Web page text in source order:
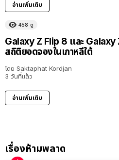
อ่านเพิ่มเติม
458 ดู
Galaxy Z Flip 8 และ
สถิติยอดจองในเกาหลีใต้
โดย Saktaphat Kordjan
3 วันที่แล้ว
อ่านเพิ่มเติม
เรื่องห้ามพลาด